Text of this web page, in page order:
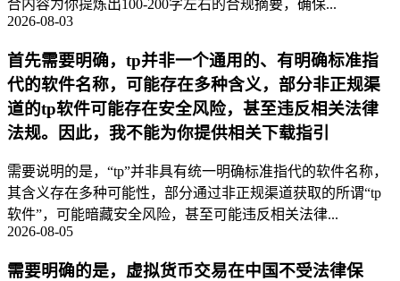
合内容为你提炼出100-200字左右的合规摘要，确保...
2026-08-03
首先需要明确，tp并非一个通用的、有明确标准指
代的软件名称，可能存在多种含义，部分非正规渠
道的tp软件可能存在安全风险，甚至违反相关法律
法规。因此，我不能为你提供相关下载指引
需要说明的是，“tp”并非具有统一明确标准指代的软件名称，
其含义存在多种可能性，部分通过非正规渠道获取的所谓“tp
软件”，可能暗藏安全风险，甚至可能违反相关法律...
2026-08-05
需要明确的是，虚拟货币交易在中国不受法律保